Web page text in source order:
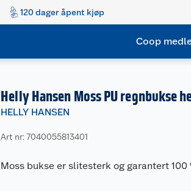
120 dager åpent kjøp
Coop
Helly Hansen Moss PU regnbukse
HELLY HANSEN
Art nr: 7040055813401
Moss bukse er slitesterk og garantert 100